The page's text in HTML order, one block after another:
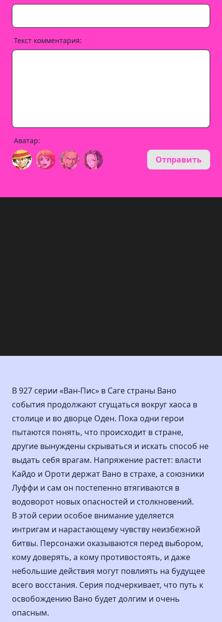
Текст комментария:
Аватар:
Отправить
В 927 серии «Ван-Пис» в Саге страны Вано
события продолжают сгущаться вокруг хаоса в
столице и во дворце Оден. Пока одни герои
пытаются понять, что происходит в стране,
другие вынуждены скрываться и искать способ не
выдать себя врагам. Напряжение растет: власти
Кайдо и Ороти держат Вано в страхе, а союзники
Луффи и сам он постепенно втягиваются в
водоворот новых опасностей и столкновений.
В этой серии особое внимание уделяется
интригам и нарастающему чувству неизбежной
битвы. Персонажи оказываются перед выбором,
кому доверять, а кому противостоять, и даже
небольшие действия могут повлиять на будущее
всего восстания. Серия подчеркивает, что путь к
освобождению Вано будет долгим и очень
опасным.